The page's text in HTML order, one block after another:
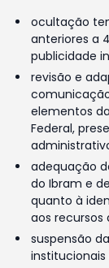
ocultação
anteriores a
publicidade
revisão e
elementos
Federal,
adequação
do Ibram e
quanto à
aos recursos
suspensão